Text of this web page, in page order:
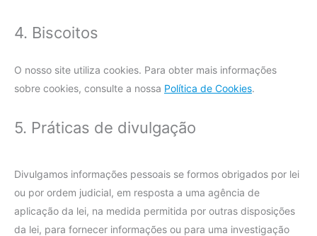
4. Biscoitos
O nosso site utiliza cookies. Para obter mais informações
sobre cookies, consulte a nossa Política de Cookies.
5. Práticas de divulgação
Divulgamos informações pessoais se formos obrigados por lei
ou por ordem judicial, em resposta a uma agência de
aplicação da lei, na medida permitida por outras disposições
da lei, para fornecer informações ou para uma investigação